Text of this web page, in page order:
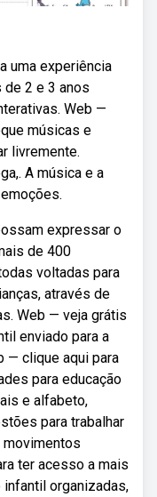
uma experiência
de 2 e 3 anos
Web —
músicas e
livremente.
A música e a
expressar o
de 400
voltadas para
através de
Web — veja grátis
enviado para a
— clique aqui para
para educação
e alfabeto,
para trabalhar
movimentos
ter acesso a mais
organizadas,